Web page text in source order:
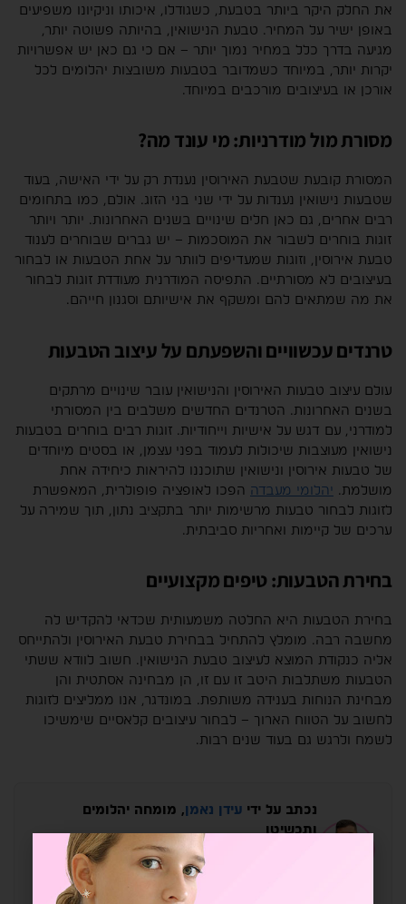
את החלק היקר ביותר בטבעת, כשגודלו, איכותו וניקיונו משפיעים
באופן ישיר על המחיר. טבעת הנישואין, בהיותה פשוטה יותר,
מגיעה בדרך כלל במחיר נמוך יותר – אם כי גם כאן יש אפשרויות
יקרות יותר, במיוחד כשמדובר בטבעות משובצות יהלומים לכל
אורכן או בעיצובים מורכבים במיוחד.
מסורת מול מודרניות: מי עונד מה?
המסורת קובעת שטבעת האירוסין נענדת רק על ידי האישה, בעוד
שטבעות נישואין נענדות על ידי שני בני הזוג. אולם, כמו בתחומים
רבים אחרים, גם כאן חלים שינויים בשנים האחרונות. יותר ויותר
זוגות בוחרים לשבור את המוסכמות – יש גברים שבוחרים לענוד
טבעת אירוסין, וזוגות שמעדיפים לוותר על אחת הטבעות או לבחור
בעיצובים לא מסורתיים. התפיסה המודרנית מעודדת זוגות לבחור
את מה שמתאים להם ומשקף את אישיותם וסגנון חייהם.
טרנדים עכשוויים והשפעתם על עיצוב הטבעות
עולם עיצוב טבעות האירוסין והנישואין עובר שינויים מרתקים
בשנים האחרונות. הטרנדים החדשים משלבים בין המסורתי
למודרני, עם דגש על אישיות וייחודיות. זוגות רבים בוחרים בטבעות
נישואין מעוצבות שיכולות לעמוד בפני עצמן, או בסטים מיוחדים
של טבעות אירוסין ונישואין שתוכננו להיראות כיחידה אחת
מושלמת. יהלומי מעבדה הפכו לאופציה פופולרית, המאפשרת
לזוגות לבחור טבעות מרשימות יותר בתקציב נתון, תוך שמירה על
ערכים של קיימות ואחריות סביבתית.
בחירת הטבעות: טיפים מקצועיים
בחירת הטבעות היא החלטה משמעותית שכדאי להקדיש לה
מחשבה רבה. מומלץ להתחיל בבחירת טבעת האירוסין ולהתייחס
אליה כנקודת המוצא לעיצוב טבעת הנישואין. חשוב לוודא ששתי
הטבעות משתלבות היטב זו עם זו, הן מבחינה אסתטית והן
מבחינת הנוחות בענידה משותפת. במונדגר, אנו ממליצים לזוגות
לחשוב על הטווח הארוך – לבחור עיצובים קלאסיים שימשיכו
לשמח ולרגש גם בעוד שנים רבות.
נכתב על ידי עידן נאמן, מומחה יהלומים
ותכשיטן
שנות ניסיון רבות בענף היהלומים הישראלי. מלווה זוגות
ולקוחות בבחירת יהלומים טבעיים ויהלומי מעבדה,
מהאבן ועד התכשיט המוגמר.